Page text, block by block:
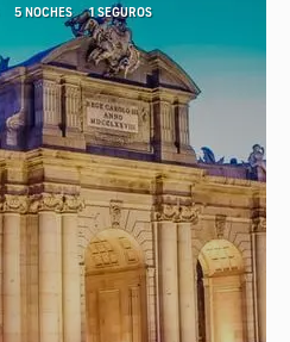
5 NOCHES 1 SEGUROS